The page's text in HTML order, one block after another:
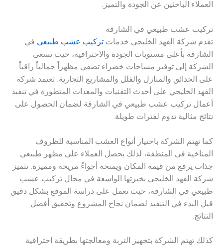
العملاء الباحثين عن الجودة والتميز.
تركيب عشب طبيعي في الشارقة
تقدم شركة الفهد الخليجي خدمات تركيب عشب طبيعي في
الشارقة بأعلى مستويات الجودة والاحترافية، حيث تسعى
الشركة إلى توفير مساحات خضراء تضفي مظهراً جمالياً راقياً
على الحدائق والمنازل والفلل والمشاريع التجارية. تعتمد شركة
الفهد الخليجي على أحدث التقنيات والمعدات المتطورة في تنفيذ
أعمال تركيب عشب طبيعي في الشارقة لضمان الحصول على
نتائج مثالية تدوم لفترات طويلة.
كما تهتم الشركة باختيار أنواع العشب المناسبة للظروف
المناخية في المنطقة، لذلك يحصل العملاء على مظهر طبيعي
جذاب يرفع من قيمة المكان ويمنحه أجواءً مريحة ومميزة. تتميز
شركة الفهد الخليجي بخبرتها الواسعة في مجال تركيب عشب
طبيعي في الشارقة، حيث تعمل على دراسة الموقع بشكل دقيق
قبل البدء في التنفيذ لضمان نجاح المشروع وتحقيق أفضل
النتائج.
كذلك تهتم الشركة بتجهيز التربة ومعالجتها بطريقة احترافية